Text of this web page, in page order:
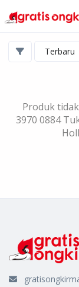
Produk
3970 0884